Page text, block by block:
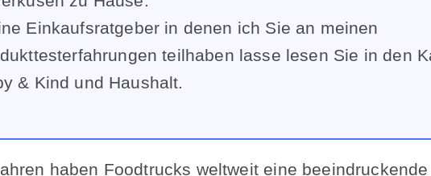
Einkaufsratgeber in denen ich Sie an meinen
teilhaben lasse lesen Sie in den
& Kind und Haushalt.
haben Foodtrucks weltweit eine beeindruckende